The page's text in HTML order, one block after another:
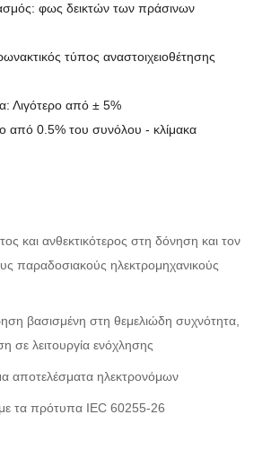
φως δεικτών των πράσινων
τύπος αναστοιχειοθέτησης
Λιγότερο από ± 5%
από 0.5% του συνόλου - κλίμακα
και ανθεκτικότερος στη δόνηση και τον
παραδοσιακούς ηλεκτρομηχανικούς
βασισμένη στη θεμελιώδη συχνότητα,
σε λειτουργία ενόχλησης
αποτελέσματα ηλεκτρονόμων
τα πρότυπα IEC 60255-26